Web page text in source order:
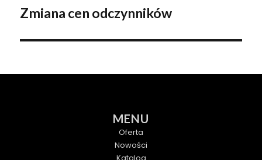
Następny
Zmiana cen odczynników
MENU
Oferta
Nowości